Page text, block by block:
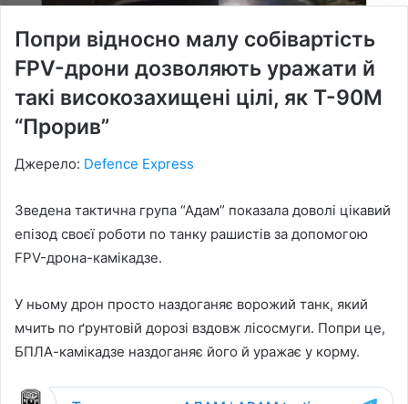
Попри відносно малу собівартість
FPV-дрони дозволяють уражати й
такі високозахищені цілі, як Т-90М
“Прорив”
Джерело: Defence Express
Зведена тактична група “Адам” показала доволі цікавий
епізод своєї роботи по танку рашистів за допомогою
FPV-дрона-камікадзе.
У ньому дрон просто наздоганяє ворожий танк, який
мчить по ґрунтовій дорозі вздовж лісосмуги. Попри це,
БПЛА-камікадзе наздоганяє його й уражає у корму.